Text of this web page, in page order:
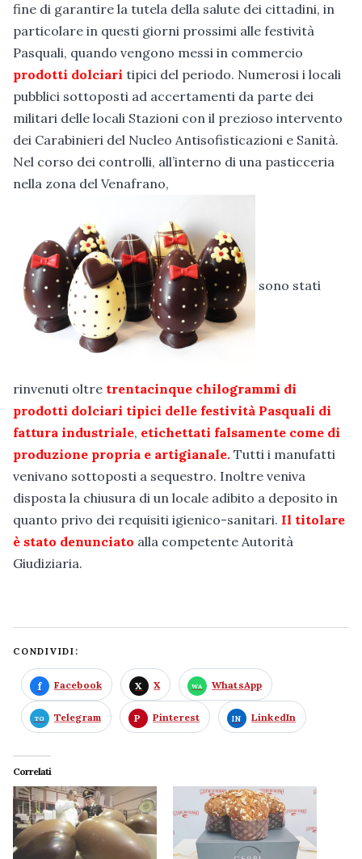
fine di garantire la tutela della salute dei cittadini, in
particolare in questi giorni prossimi alle festività
Pasquali, quando vengono messi in commercio
prodotti dolciari tipici del periodo. Numerosi i locali
pubblici sottoposti ad accertamenti da parte dei
militari delle locali Stazioni con il prezioso intervento
dei Carabinieri del Nucleo Antisofisticazioni e Sanità.
Nel corso dei controlli, all’interno di una pasticceria
nella zona del Venafrano,
sono stati
rinvenuti oltre trentacinque chilogrammi di
prodotti dolciari tipici delle festività Pasquali di
fattura industriale, etichettati falsamente come di
produzione propria e artigianale. Tutti i manufatti
venivano sottoposti a sequestro. Inoltre veniva
disposta la chiusura di un locale adibito a deposito in
quanto privo dei requisiti igienico-sanitari. Il titolare
è stato denunciato alla competente Autorità
Giudiziaria.
CONDIVIDI:
Facebook X WhatsApp
Telegram Pinterest LinkedIn
Correlati